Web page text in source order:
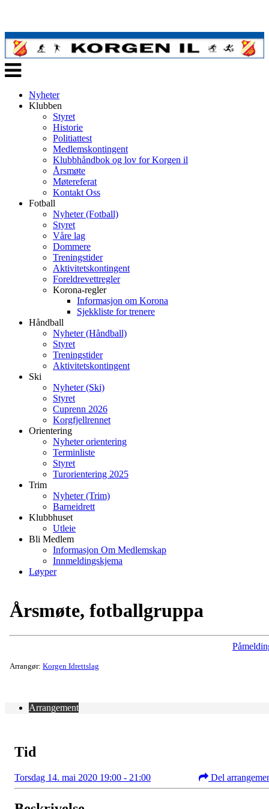
Veksle
navigasjon
Nyheter
Klubben
Styret
Historie
Politiattest
Medlemskontingent
Klubbhåndbok og lov for Korgen il
Årsmøte
Møtereferat
Kontakt Oss
Fotball
Nyheter (Fotball)
Styret
Våre lag
Dommere
Treningstider
Aktivitetskontingent
Foreldrevettregler
Korona-regler
Informasjon om Korona
Sjekkliste for trenere
Håndball
Nyheter (Håndball)
Styret
Treningstider
Aktivitetskontingent
Ski
Nyheter (Ski)
Styret
Cuprenn 2026
Korgfjellrennet
Orientering
Nyheter orientering
Terminliste
Styret
Turorientering 2025
Trim
Nyheter (Trim)
Barneidrett
Klubbhuset
Utleie
Bli Medlem
Informasjon Om Medlemskap
Innmeldingskjema
Løyper
Årsmøte, fotballgruppa
Arrangør: Korgen Idrettslag
Arrangement
Tid
Torsdag 14. mai 2020 19:00 - 21:00 Del